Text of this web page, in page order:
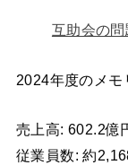
互助会の
2024年度のメモ
売上高: 602.2億
従業員数: 約